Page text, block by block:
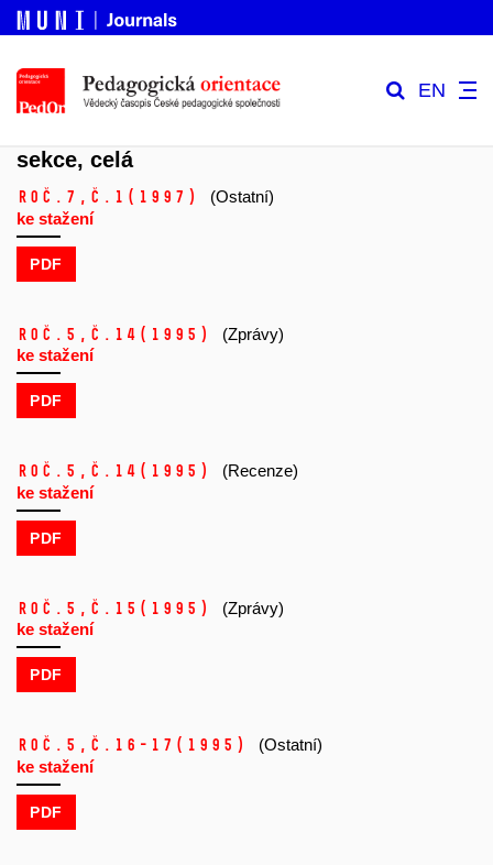
EN
sekce, celá
Roč.7, č.1 (1997)
(Ostatní)
ke stažení
PDF
Roč.5, č.14 (1995)
(Zprávy)
ke stažení
PDF
Roč.5, č.14 (1995)
(Recenze)
ke stažení
PDF
Roč.5, č.15 (1995)
(Zprávy)
ke stažení
PDF
Roč.5, č.16-17 (1995)
(Ostatní)
ke stažení
PDF